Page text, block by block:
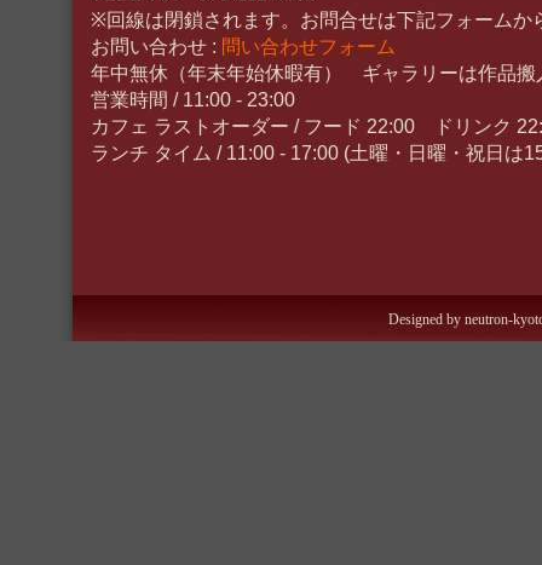
※回線は閉鎖されます。お問合せは下記フォームか
お問い合わせ : 問い合わせフォーム
年中無休（年末年始休暇有） ギャラリーは作品搬
営業時間 / 11:00 - 23:00
カフェ ラストオーダー / フード 22:00 ドリンク
ランチ タイム / 11:00 - 17:00 (土曜・日曜・祝日は
Designed by neutron-